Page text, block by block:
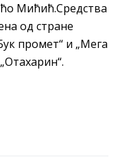
Мићић.Средства
од стране
промет“ и „Мега